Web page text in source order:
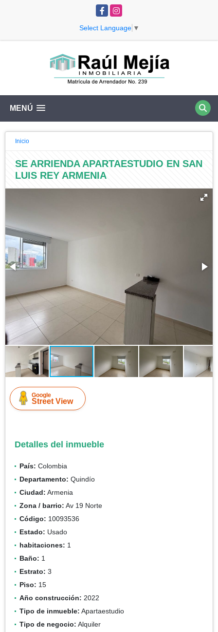
FacebookInstagram
Select Language ▼
MENÚ
Inicio
SE ARRIENDA APARTAESTUDIO EN SAN
LUIS REY ARMENIA
Google
Street View
Detalles del inmueble
País: Colombia
Departamento: Quindío
Ciudad: Armenia
Zona / barrio: Av 19 Norte
Código: 10093536
Estado: Usado
habitaciones: 1
Baño: 1
Estrato: 3
Piso: 15
Año construcción: 2022
Tipo de inmueble: Apartaestudio
Tipo de negocio: Alquiler